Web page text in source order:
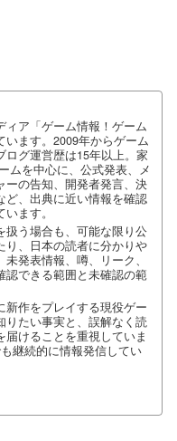
ィア「ゲーム情報！ゲーム
います。2009年からゲーム
ログ運営歴は15年以上。家
ムを中心に、公式発表、メ
ーの告知、開発者発言、決
ど、出典に近い情報を確認
ます。
扱う場合も、可能な限り公
り、日本の読者に分かりや
発表情報、噂、リーク、
認できる範囲と未確認の範
新作をプレイする現役ゲー
りたい事実と、誤解なく読
けることを重視していま
継続的に情報発信してい